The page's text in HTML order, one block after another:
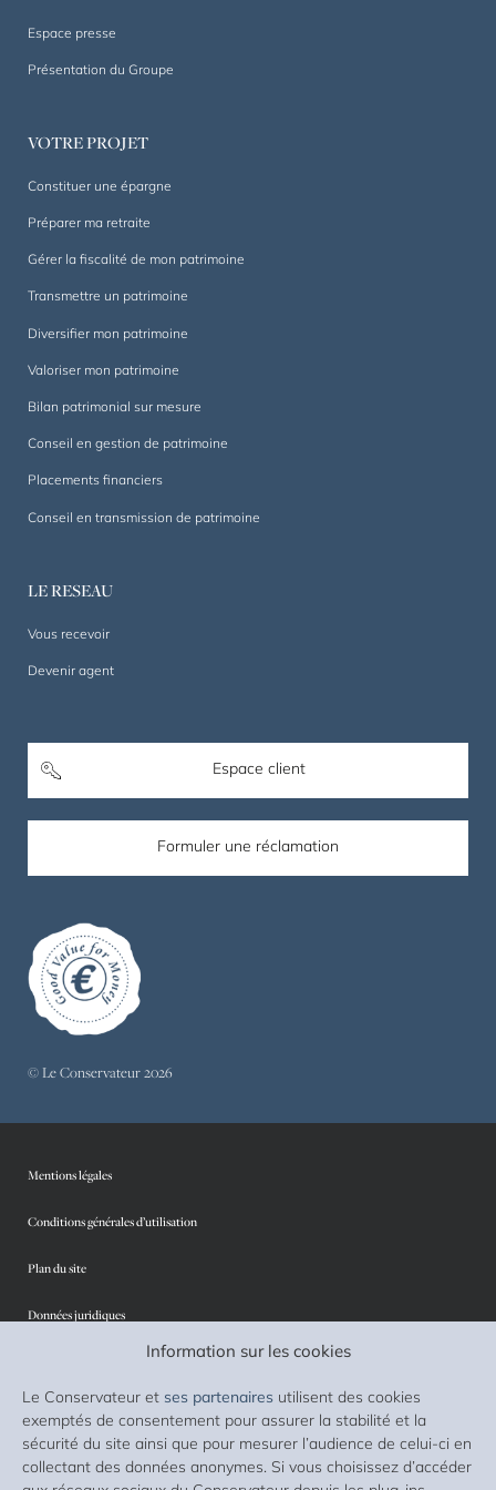
Information sur les cookies
Le Conservateur et ses partenaires utilisent des cookies
exemptés de consentement pour assurer la stabilité et la
sécurité du site ainsi que pour mesurer l’audience de celui-ci en
collectant des données anonymes. Si vous choisissez d’accéder
Espace presse
Présentation du Groupe
VOTRE PROJET
Constituer une épargne
Préparer ma retraite
Gérer la fiscalité de mon patrimoine
Transmettre un patrimoine
Diversifier mon patrimoine
Valoriser mon patrimoine
Bilan patrimonial sur mesure
Conseil en gestion de patrimoine
Placements financiers
Conseil en transmission de patrimoine
LE RESEAU
Vous recevoir
Devenir agent
Espace client
Formuler une réclamation
© Le Conservateur 2026
Mentions légales
Conditions générales d’utilisation
Plan du site
Données juridiques
Protection des données personnelles
Sécurité
Cookies